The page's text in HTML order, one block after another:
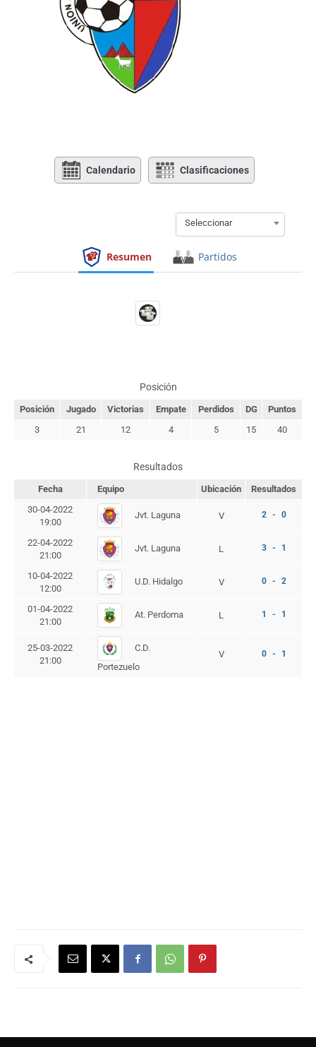
Calendario Clasificaciones
Seleccionar
Resumen Partidos
Posición
Posición Jugado Victorias Empate Perdidos DG
Puntos
3
21 12 4 5 15 40
Resultados
Fecha Equipo Ubicación
Resultados
30-04-2022
19:00
Jvt. Laguna V 2 - 0
22-04-2022
21:00
Jvt. Laguna L 3 - 1
10-04-2022
12:00
U.D. Hidalgo V 0 - 2
01-04-2022
21:00
At. Perdoma L 1 - 1
25-03-2022
21:00
C.D.
Portezuelo
V 0 - 1